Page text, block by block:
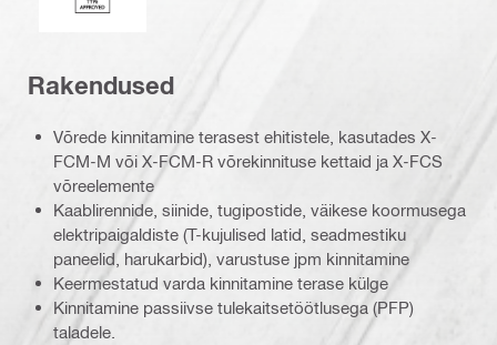
Rakendused
Võrede kinnitamine terasest ehitistele, kasutades X-
FCM-M või X-FCM-R võrekinnituse kettaid ja X-FCS
võreelemente
Kaablirennide, siinide, tugipostide, väikese koormusega
elektripaigaldiste (T-kujulised latid, seadmestiku
paneelid, harukarbid), varustuse jpm kinnitamine
Keermestatud varda kinnitamine terase külge
Kinnitamine passiivse tulekaitsetöötlusega (PFP)
taladele.